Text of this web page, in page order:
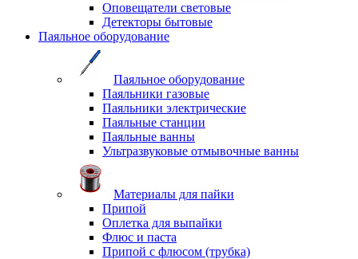
Оповещатели световые
Детекторы бытовые
Паяльное оборудование
Паяльное оборудование
Паяльники газовые
Паяльники электрические
Паяльные станции
Паяльные ванны
Ультразвуковые отмывочные ванны
Материалы для пайки
Припой
Оплетка для выпайки
Флюс и паста
Припой с флюсом (трубка)